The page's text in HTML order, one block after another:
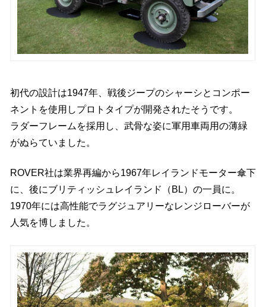
初代の設計は1947年、戦後ジープのシャーシとコンポー
ネントを使用しプロトタイプが開発されたそうです。
ラダーフレームを採用し、武骨な姿に軍用車両用の薄緑
がぬらていました。
ROVER社は業界再編から1967年レイランドモーター傘下
に、後にブリティッシュレイランド（BL）の一員に。
1970年には高性能でラグジュアリーなレンジローバーが
人気を博しました。